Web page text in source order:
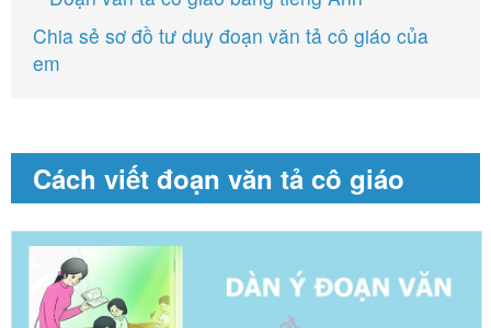
Chia sẻ sơ đồ tư duy đoạn văn tả cô giáo của
em
Cách viết đoạn văn tả cô giáo